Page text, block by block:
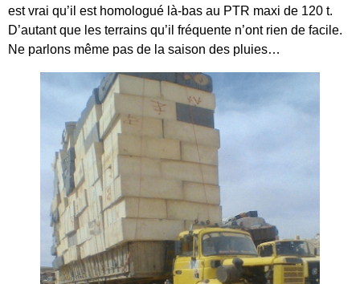
est vrai qu’il est homologué là-bas au PTR maxi de 120 t.
D’autant que les terrains qu’il fréquente n’ont rien de facile.
Ne parlons même pas de la saison des pluies…